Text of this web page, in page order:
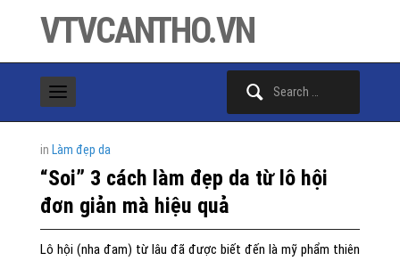
VTVCANTHO.VN
in Làm đẹp da
“Soi” 3 cách làm đẹp da từ lô hội
đơn giản mà hiệu quả
Lô hội (nha đam) từ lâu đã được biết đến là mỹ phẩm thiên